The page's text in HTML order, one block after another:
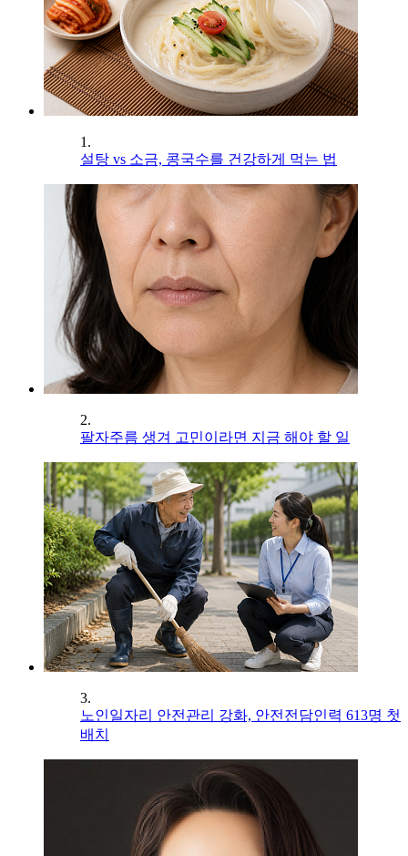
1.
설탕 vs 소금, 콩국수를 건강하게 먹는 법
2.
팔자주름 생겨 고민이라면 지금 해야 할 일
3.
노인일자리 안전관리 강화, 안전전담인력 613명 첫
배치